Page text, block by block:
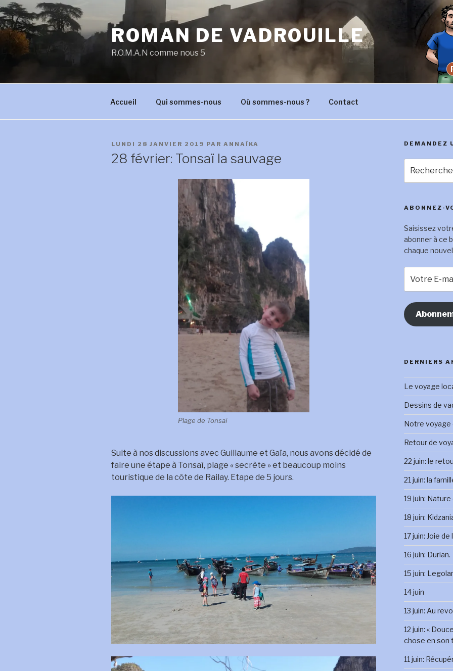
Aller
au
contenu
principal
ROMAN DE VADROUILLE
R.O.M.A.N comme nous 5
Accueil Qui sommes-nous Où sommes-nous ? Contact
PUBLIÉ
LUNDI 28 JANVIER 2019 PAR ANNAÏKA
28 février: Tonsaï la sauvage
Plage de Tonsaï
Suite à nos discussions avec Guillaume et Gaïa, nous avons décidé de
faire une étape à Tonsaï, plage « secrète » et beaucoup moins
touristique de la côte de Railay. Etape de 5 jours.
DEMANDEZ
pour
:
ABONNEZ-
Saisissez
abonner à ce
chaque
mail
DERNIERS
Le voyage
Dessins de
Notre voyage
Retour de
22 juin: le
21 juin: la
19 juin:
18 juin:
17 juin: Joie de
16 juin: Durian.
15 juin:
14 juin
13 juin: Au
12 juin: «
chose en son
11 juin: